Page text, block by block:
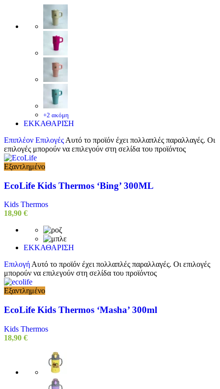
+2 ακόμη
ΕΚΚΑΘΑΡΙΣΗ
Επιπλέον Επιλογές Αυτό το προϊόν έχει πολλαπλές παραλλαγές. Οι
επιλογές μπορούν να επιλεγούν στη σελίδα του προϊόντος
Εξαντλημένο
EcoLife Kids Thermos ‘Bing’ 300ML
Kids Thermos
18,90 €
ΕΚΚΑΘΑΡΙΣΗ
Επιλογή Αυτό το προϊόν έχει πολλαπλές παραλλαγές. Οι επιλογές
μπορούν να επιλεγούν στη σελίδα του προϊόντος
Εξαντλημένο
EcoLife Kids Thermos ‘Masha’ 300ml
Kids Thermos
18,90 €